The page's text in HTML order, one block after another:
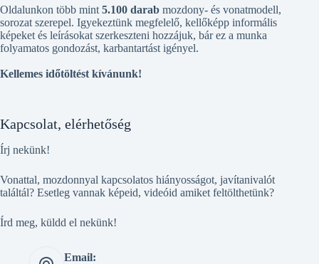
Oldalunkon több mint 5.100 darab mozdony- és vonatmodell,
sorozat szerepel. Igyekeztünk megfelelő, kellőképp informális
képeket és leírásokat szerkeszteni hozzájuk, bár ez a munka
folyamatos gondozást, karbantartást igényel.
Kellemes időtöltést kívánunk!
Kapcsolat, elérhetőség
Írj nekünk!
Vonattal, mozdonnyal kapcsolatos hiányosságot, javítanivalót
találtál? Esetleg vannak képeid, videóid amiket feltölthetünk?
Írd meg, küldd el nekünk!
Email: